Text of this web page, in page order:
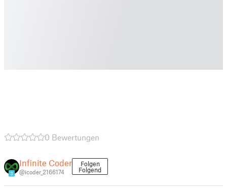
0 Bewertungen
3
Infinite Coder
@icoder_2166174
Folgen
Folgend